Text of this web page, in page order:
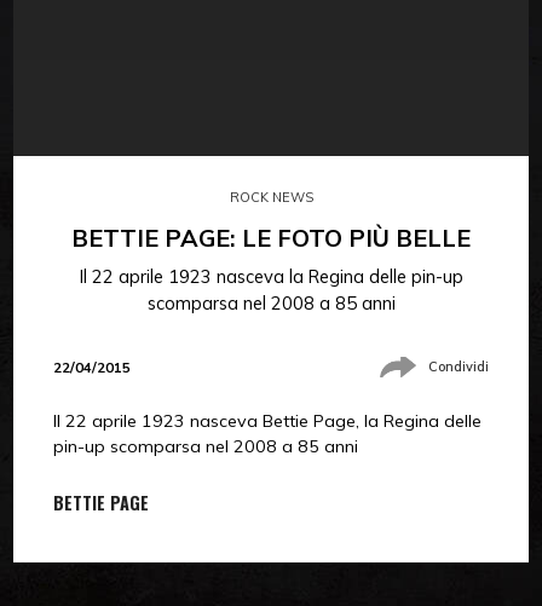
ROCK NEWS
BETTIE PAGE: LE FOTO PIÙ BELLE
Il 22 aprile 1923 nasceva la Regina delle pin-up
scomparsa nel 2008 a 85 anni
22/04/2015 Condividi
Il 22 aprile 1923 nasceva Bettie Page, la Regina delle
pin-up scomparsa nel 2008 a 85 anni
BETTIE PAGE